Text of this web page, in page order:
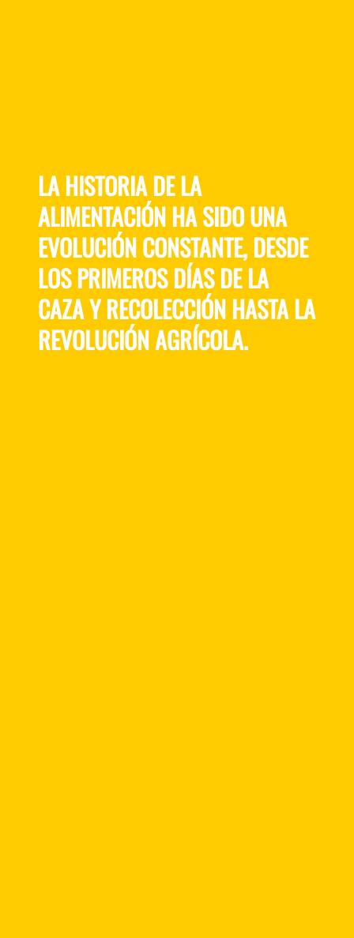
LA HISTORIA DE LA
ALIMENTACIÓN HA SIDO UNA
EVOLUCIÓN CONSTANTE, DESDE
LOS PRIMEROS DÍAS DE LA
CAZA Y RECOLECCIÓN HASTA LA
REVOLUCIÓN AGRÍCOLA.